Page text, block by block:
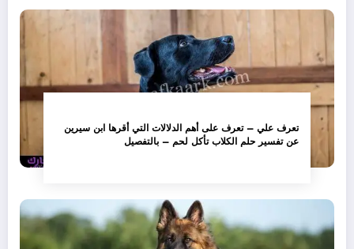
تعرف علي – تعرف على أهم الدلالات التي أقرها ابن سيرين
عن تفسير حلم الكلاب تأكل لحم – بالتفصيل